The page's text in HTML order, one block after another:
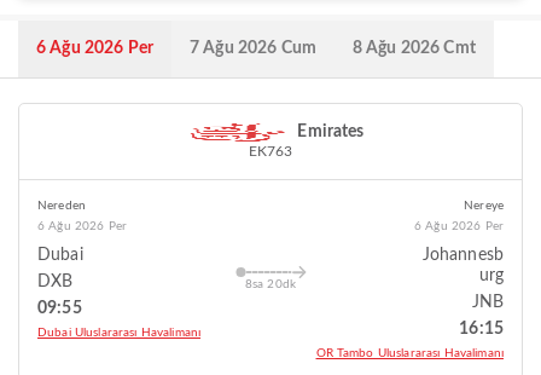
6 Ağu 2026 Per 7 Ağu 2026 Cum 8 Ağu 2026 Cmt
Emirates
EK763
Nereden
6 Ağu 2026 Per
Dubai
DXB
09:55
Dubai Uluslararası Havalimanı
8sa 20dk
Nereye
6 Ağu 2026 Per
Johannesb
urg
JNB
16:15
OR Tambo Uluslararası Havalimanı